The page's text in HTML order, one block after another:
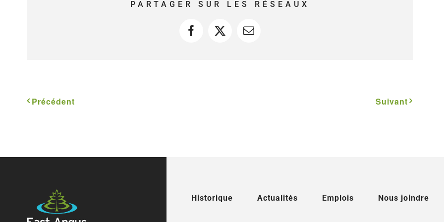
PARTAGER SUR LES RÉSEAUX
Facebook
X Courriel
Précédent Suivant
Historique Actualités Emplois Nous joindre